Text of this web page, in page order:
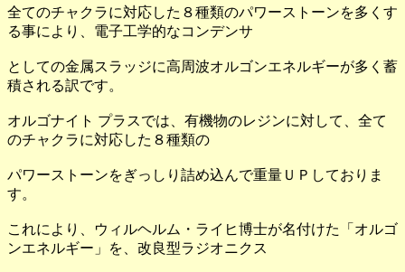
全てのチャクラに対応した８種類のパワーストーンを多くす
る事により、電子工学的なコンデンサ
としての金属スラッジに高周波オルゴンエネルギーが多く蓄
積される訳です。
オルゴナイト プラスでは、有機物のレジンに対して、全て
のチャクラに対応した８種類の
パワーストーンをぎっしり詰め込んで重量ＵＰしておりま
す。
これにより、ウィルヘルム・ライヒ博士が名付けた「オルゴ
ンエネルギー」を、改良型ラジオニクス